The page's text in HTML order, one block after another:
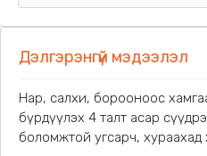
Дэлгэрэнгүй мэдээлэл
Нар, салхи, борооноос
бүрдүүлэх 4 талт асар
боломжтой угсарч, хураахад